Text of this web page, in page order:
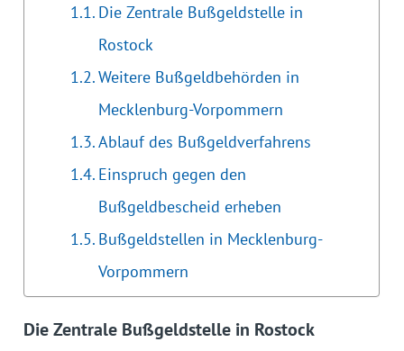
Die Zentrale Bußgeldstelle in
Rostock
Weitere Bußgeldbehörden in
Mecklenburg-Vorpommern
Ablauf des Bußgeldverfahrens
Einspruch gegen den
Bußgeldbescheid erheben
Bußgeldstellen in Mecklenburg-
Vorpommern
Die Zentrale Bußgeldstelle in Rostock